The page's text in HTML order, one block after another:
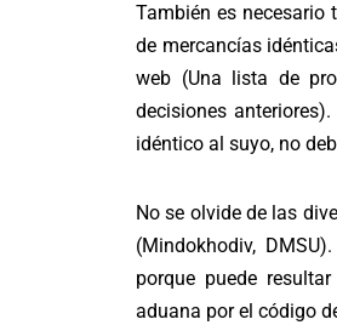
También es necesario
de mercancías
web (Una lista de
decisiones anteriores).
idéntico al suyo, no
No se olvide de las
(Mindokhodiv,
porque puede
aduana por el código